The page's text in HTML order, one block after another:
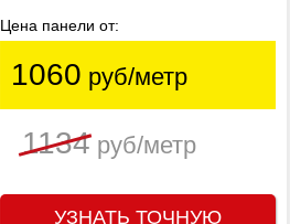
Цена панели от:
1060 руб/метр
1134руб/метр
УЗНАТЬ ТОЧНУЮ